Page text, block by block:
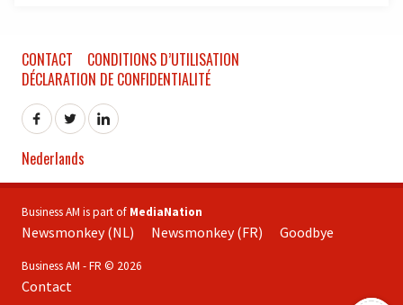
CONTACT
CONDITIONS D’UTILISATION
DÉCLARATION DE CONFIDENTIALITÉ
Nederlands
Business AM is part of MediaNation
Newsmonkey (NL) Newsmonkey (FR) Goodbye
Business AM - FR © 2026
Contact